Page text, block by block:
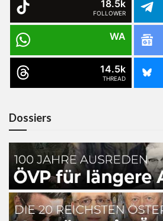
18.5k
FOLLOWER
WA
14.5k
THREAD
Dossiers